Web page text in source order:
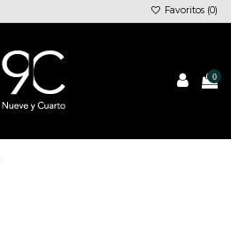
Favoritos (0)
0